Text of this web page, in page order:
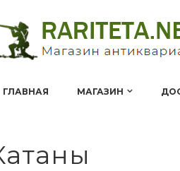
ГЛАВНАЯ МАГАЗИН